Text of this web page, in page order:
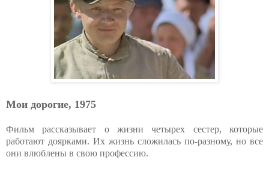
Мои дорогие, 1975
Фильм рассказывает о жизни четырех сестер, которые
работают доярками. Их жизнь сложилась по-разному, но все
они влюблены в свою профессию.